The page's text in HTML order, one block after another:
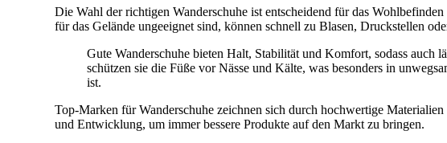
Die Wahl der richtigen Wanderschuhe ist entscheidend für das
für das Gelände ungeeignet sind, können schnell zu Blasen, Druckstellen
Gute Wanderschuhe bieten Halt, Stabilität und Komfort, sodass auch
schützen sie die Füße vor Nässe und Kälte, was besonders in
ist.
Top-Marken für Wanderschuhe zeichnen sich durch hochwertige
und Entwicklung, um immer bessere Produkte auf den Markt zu bringen.